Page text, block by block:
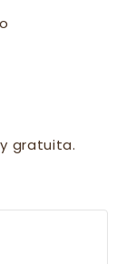
gratuita.